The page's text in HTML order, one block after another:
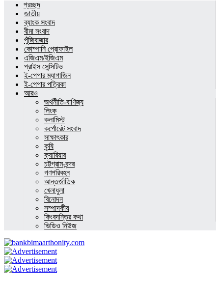
প্রচ্ছদ
জাতীয়
ব্যাংক সংবাদ
বীমা সংবাদ
পুঁজিবাজার
কোম্পানি প্রোফাইল
এজিএম/ইজিএম
প্রাইস সেন্সিটিভ
ই-পেপার ম্যাগাজিন
ই-পেপার পত্রিকা
আরও
অর্থনীতি-বাণিজ্য
লিংক
কলামিস্ট
কর্পোরেট সংবাদ
সাক্ষাৎকার
কৃষি
ক্যারিয়ার
চট্টগ্রাম-বন্দর
গণপরিবহন
আন্তর্জাতিক
খেলাধুলা
বিনোদন
সম্পাদকীয়
কিংবদন্তির কথা
ভিডিও নিউজ